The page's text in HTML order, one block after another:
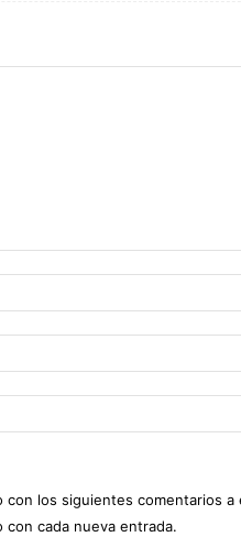
con los siguientes comentarios a
cada nueva entrada.